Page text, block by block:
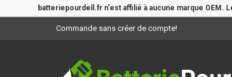
batteriepourdell.fr n'est affilié à aucune marque
Commande sans créer de compte!